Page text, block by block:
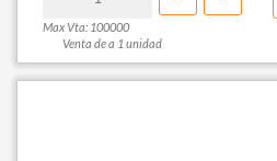
Max Vta: 100000
Venta de a 1 unidad